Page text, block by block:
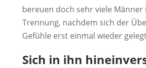
bereuen doch sehr viele Männer
Trennung, nachdem sich der
Gefühle erst einmal wieder
Sich in ihn